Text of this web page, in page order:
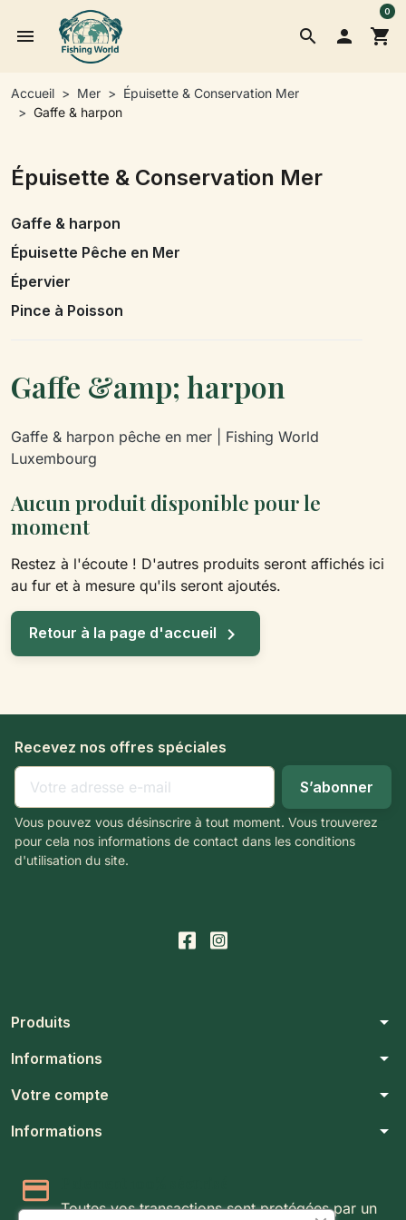
search
menu  shopping_cart
0
Accueil Mer
Épuisette & Conservation Mer
Gaffe & harpon
Épuisette & Conservation Mer
Gaffe & harpon
Épuisette Pêche en Mer
Épervier
Pince à Poisson
Gaffe &amp; harpon
Gaffe & harpon pêche en mer | Fishing World
Luxembourg
Aucun produit disponible pour le
moment
Restez à l'écoute ! D'autres produits seront affichés ici
au fur et à mesure qu'ils seront ajoutés.
Retour à la page d'accueil 
Recevez nos offres spéciales
Vous pouvez vous désinscrire à tout moment. Vous trouverez
pour cela nos informations de contact dans les conditions
d'utilisation du site.
Produits arrow_drop_down
Informations arrow_drop_down
Votre compte arrow_drop_down
Informations arrow_drop_down
Toutes vos transactions sont protégées par un